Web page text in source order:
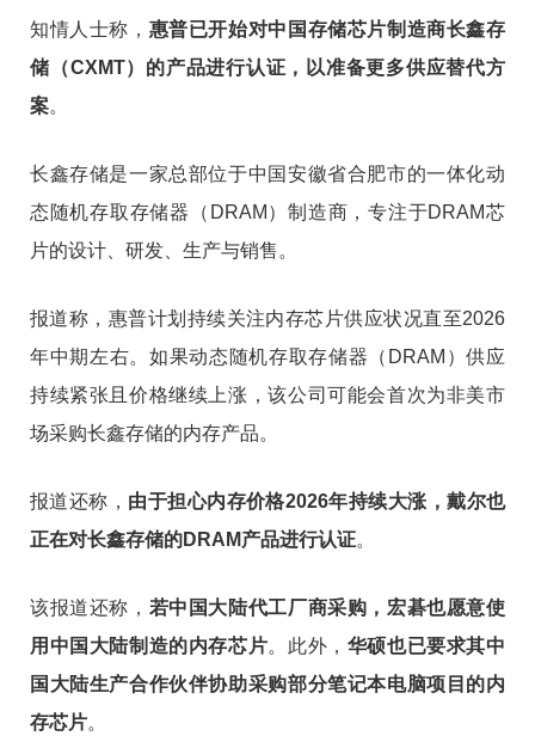
知情人士称， 惠普已开始对中国存储芯片制造商长鑫存
储（CXMT）的产品进行认证，以准备更多供应替代方
案。
长鑫存储是一家总部位于中国安徽省合肥市的一体化动
态随机存取存储器（DRAM）制造商，专注于DRAM芯
片的设计、研发、生产与销售。
报道称，惠普计划持续关注内存芯片供应状况直至2026
年中期左右。如果动态随机存取存储器（DRAM）供应
持续紧张且价格继续上涨，该公司可能会首次为非美市
场采购长鑫存储的内存产品。
报道还称， 由于担心内存价格2026年持续大涨，戴尔也
正在对长鑫存储的DRAM产品进行认证。
该报道还称， 若中国大陆代工厂商采购，宏碁也愿意使
用中国大陆制造的内存芯片。此外， 华硕也已要求其中
国大陆生产合作伙伴协助采购部分笔记本电脑项目的内
存芯片。